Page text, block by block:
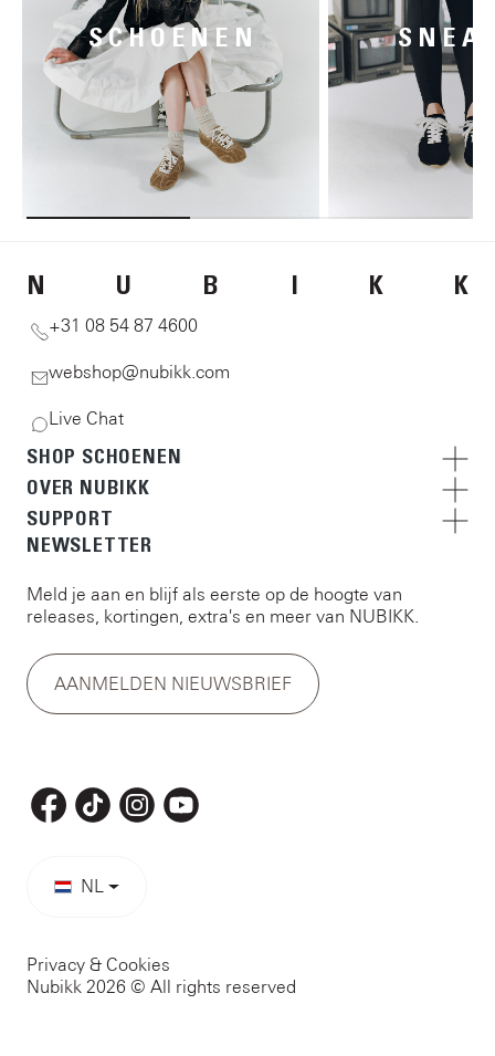
SCHOENEN
N U B I K K
+31 08 54 87 4600
webshop@nubikk.com
Live Chat
SHOP SCHOENEN
OVER NUBIKK
SUPPORT
NEWSLETTER
Meld je aan en blijf als eerste op de hoogte van
releases, kortingen, extra's en meer van NUBIKK.
AANMELDEN NIEUWSBRIEF
NL
Privacy & Cookies
Nubikk 2026 © All rights reserved